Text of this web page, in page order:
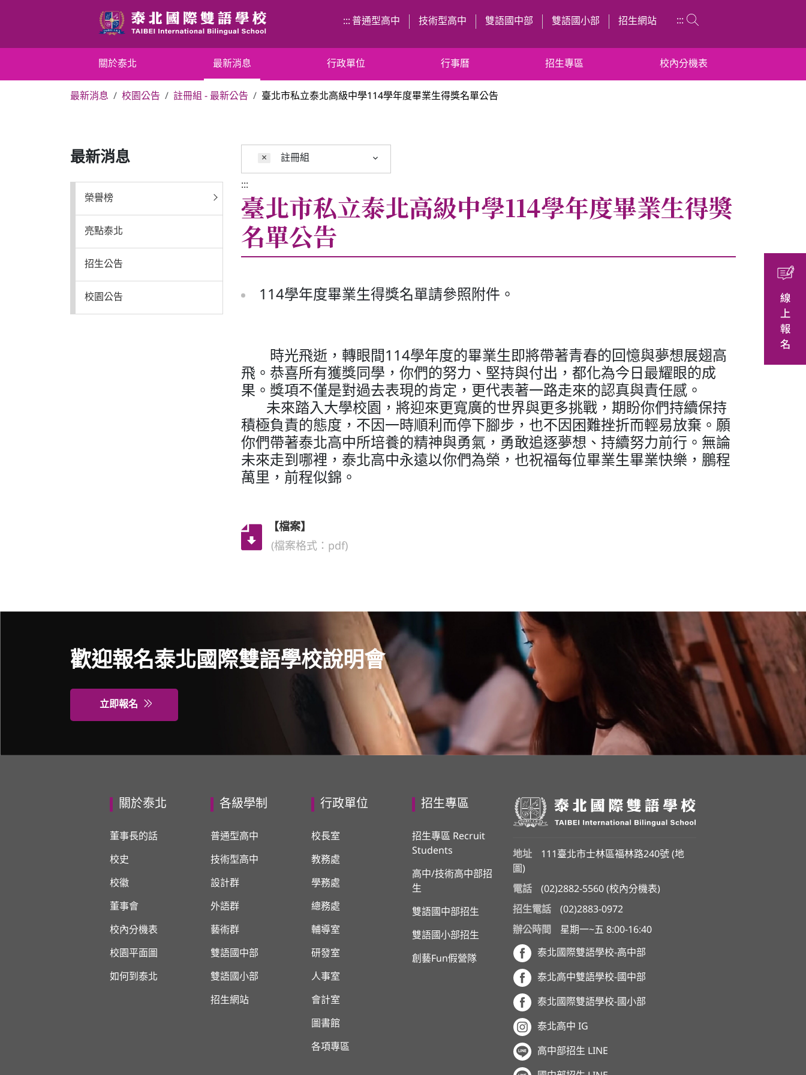
容
區
::: 普通型高中 技術型高中 雙語國中部 雙語國小部 招生網站 :::
關於泰北 最新消息 行政單位 行事曆 招生專區 校內分機表
最新消息 校園公告 註冊組 - 最新公告 臺北市私立泰北高級中學114學年度畢業生得獎名單公告
最新消息
榮譽榜
亮點泰北
招生公告
校園公告
× 註冊組
:::
臺北市私立泰北高級中學114學年度畢業生得獎
名單公告
114學年度畢業生得獎名單請參照附件。
時光飛逝，轉眼間114學年度的畢業生即將帶著青春的回憶與夢想展翅高
飛。恭喜所有獲獎同學，你們的努力、堅持與付出，都化為今日最耀眼的成
果。獎項不僅是對過去表現的肯定，更代表著一路走來的認真與責任感。
未來踏入大學校園，將迎來更寬廣的世界與更多挑戰，期盼你們持續保持
積極負責的態度，不因一時順利而停下腳步，也不因困難挫折而輕易放棄。願
你們帶著泰北高中所培養的精神與勇氣，勇敢追逐夢想、持續努力前行。無論
未來走到哪裡，泰北高中永遠以你們為榮，也祝福每位畢業生畢業快樂，鵬程
萬里，前程似錦。
【檔案】
(檔案格式：pdf)
歡迎報名泰北國際雙語學校說明會
立即報名
關於泰北
董事長的話
校史
校徽
董事會
校內分機表
校園平面圖
如何到泰北
各級學制
普通型高中
技術型高中
設計群
外語群
藝術群
雙語國中部
雙語國小部
招生網站
行政單位
校長室
教務處
學務處
總務處
輔導室
研發室
人事室
會計室
圖書館
各項專區
招生專區
招生專區 Recruit
Students
高中/技術高中部招
生
雙語國中部招生
雙語國小部招生
創藝Fun假營隊
地址 111臺北市士林區福林路240號 (地
圖 )
電話
(02)2882-5560 (校內分機表)
招生電話
(02)2883-0972
辦公時間
星期一~五 8:00-16:40
泰北國際雙語學校-高中部
泰北高中雙語學校-國中部
泰北國際雙語學校-國小部
泰北高中 IG
高中部招生 LINE